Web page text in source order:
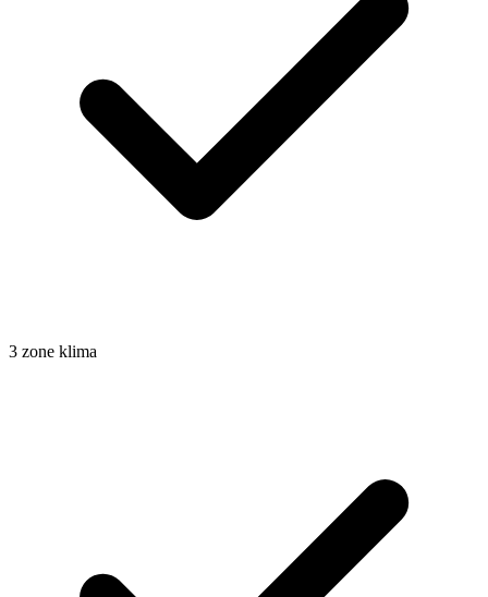
3 zone klima